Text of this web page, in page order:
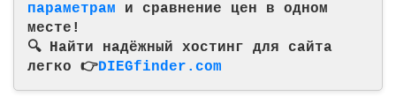
параметрам и сравнение цен в одном
месте!
🔍 Найти надёжный хостинг для сайта
легко 👉DIEGfinder.com